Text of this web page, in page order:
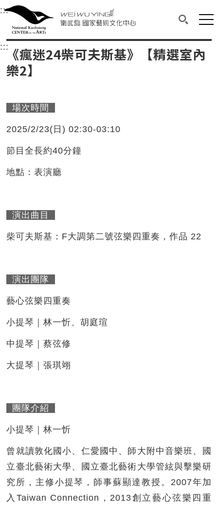
衛武營國家藝術文化中心
中央內容區塊，為本頁主要內容區。
:::選單連結區塊，此區塊列有本網站主要連結。
衛武營國家藝術文化中心
搜尋(開
網
::: 中央內容區塊，為本頁主要內容區。
《瘋迷24柴可夫斯基》【精選室內
樂2】
場次時間
2025/2/23(日) 02:30-03:10
節目全長約40分鐘
地點：表演廳
演出曲目
柴可夫斯基：F大調第二號弦樂四重奏，作品 22
演出團隊
藝心弦樂四重奏
小提琴｜林一忻、胡庭瑄
中提琴｜蔡弦修
大提琴｜張琪翊
團隊介紹
小提琴｜林一忻
曾就讀敦化國小、仁愛國中、師大附中音樂班、國
立臺北藝術大學、國立臺北藝術大學管絃與擊樂研
究所，主修小提琴，師事蘇顯達教授。2007年加
入Taiwan Connection，2013創立藝心弦樂四重